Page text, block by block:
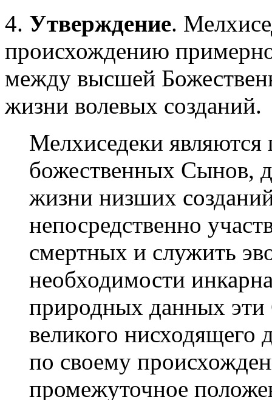
4. Утверждение.
происхождению
между высшей
жизни волевых созданий.
Мелхиседеки являются
божественных Сынов,
жизни низших
непосредственно
смертных и служить
необходимости
природных данных
великого нисходящего
по своему
промежуточное